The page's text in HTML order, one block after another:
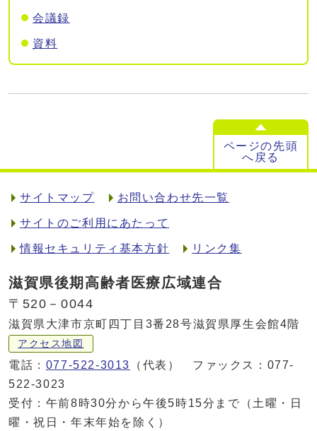
会議録
資料
ページの先頭
へ戻る
サイトマップ お問い合わせ先一覧
サイトのご利用にあたって
情報セキュリティ基本方針 リンク集
滋賀県後期高齢者医療広域連合
〒520－0044
滋賀県大津市京町四丁目3番28号滋賀県厚生会館4階
アクセス地図
電話： 077-522-3013
（代表） ファックス：077-
522-3023
受付：午前8時30分から午後5時15分まで（土曜・日
曜・祝日・年末年始を除く）